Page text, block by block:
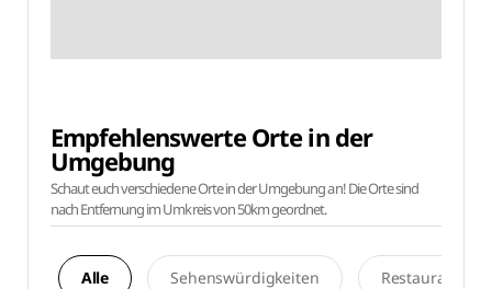
Empfehlenswerte Orte in der
Umgebung
Schaut euch verschiedene Orte in der Umgebung an! Die Orte sind
nach Entfernung im Umkreis von 50km geordnet.
Alle Sehenswürdigkeiten Restaurants